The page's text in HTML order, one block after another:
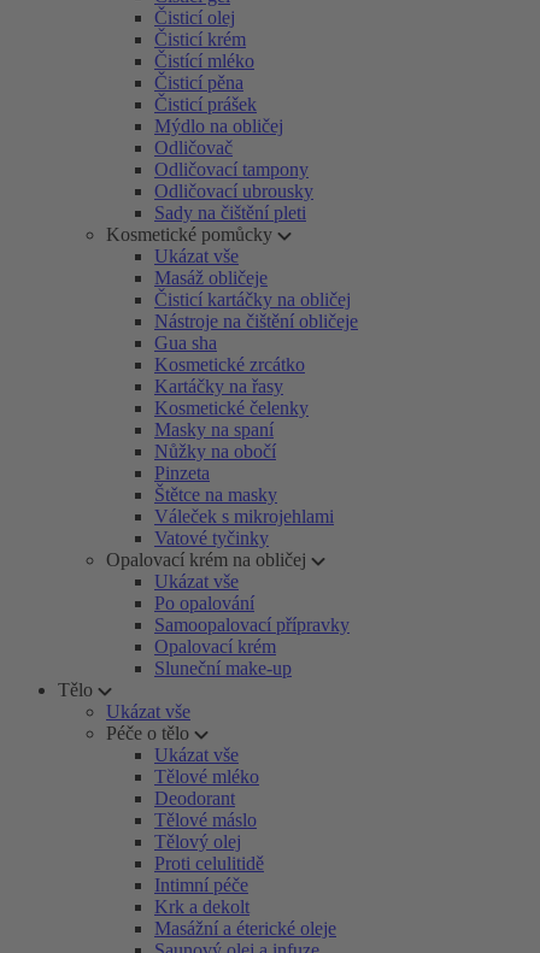
Čisticí olej
Čisticí krém
Čistící mléko
Čisticí pěna
Čisticí prášek
Mýdlo na obličej
Odličovač
Odličovací tampony
Odličovací ubrousky
Sady na čištění pleti
Kosmetické pomůcky
Ukázat vše
Masáž obličeje
Čisticí kartáčky na obličej
Nástroje na čištění obličeje
Gua sha
Kosmetické zrcátko
Kartáčky na řasy
Kosmetické čelenky
Masky na spaní
Nůžky na obočí
Pinzeta
Štětce na masky
Váleček s mikrojehlami
Vatové tyčinky
Opalovací krém na obličej
Ukázat vše
Po opalování
Samoopalovací přípravky
Opalovací krém
Sluneční make-up
Tělo
Ukázat vše
Péče o tělo
Ukázat vše
Tělové mléko
Deodorant
Tělové máslo
Tělový olej
Proti celulitidě
Intimní péče
Krk a dekolt
Masážní a éterické oleje